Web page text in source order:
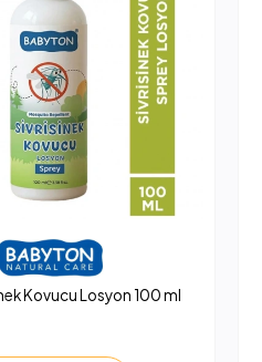
Kovucu Losyon 100 ml